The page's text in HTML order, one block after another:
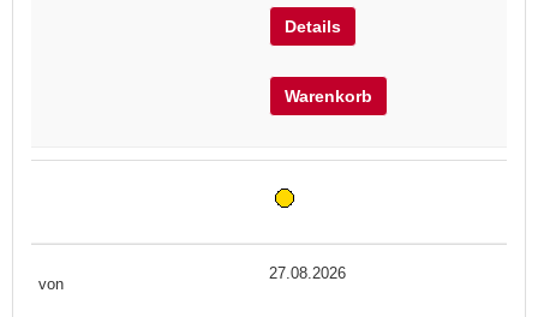
Details
Warenkorb
27.08.2026